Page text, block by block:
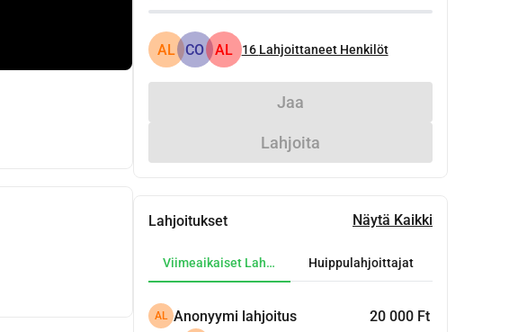
AL CO AL 16 Lahjoittaneet Henkilöt
Jaa
Lahjoita
Lahjoitukset Näytä Kaikki
Viimeaikaiset LahjoituksetHuippulahjoittajat
AL Anonyymi lahjoitus 20 000 Ft